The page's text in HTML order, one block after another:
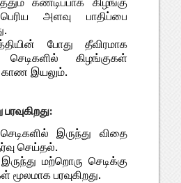
அளவு பாதிப்பை
போது தீவிரமாக
செடிகளில் கிழங்குகள்
காண இயலும்.
இருந்து விதை
செய்தல்.
மற்றொரு செடிக்கு
பரவுகிறது.